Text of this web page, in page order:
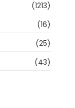
(1213)
(16)
(25)
(43)